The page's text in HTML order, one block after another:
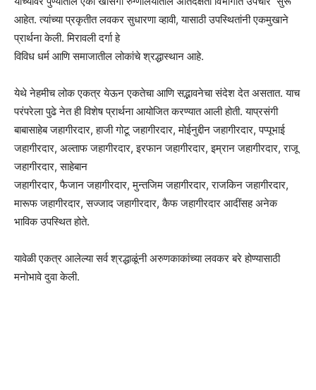
आहेत. त्यांच्या प्रकृतीत लवकर सुधारणा व्हावी, यासाठी उपस्थितांनी एकमुखाने
प्रार्थना केली. मिरावली दर्गा हे
विविध धर्म आणि समाजातील लोकांचे श्रद्धास्थान आहे.
येथे नेहमीच लोक एकत्र येऊन एकतेचा आणि सद्भावनेचा संदेश देत असतात. याच
परंपरेला पुढे नेत ही विशेष प्रार्थना आयोजित करण्यात आली होती. याप्रसंगी
बाबासाहेब जहागीरदार, हाजी गोटू जहागीरदार, मोईनुद्दीन जहागीरदार, पप्पूभाई
जहागीरदार, अल्ताफ जहागीरदार, इरफान जहागीरदार, इम्रान जहागीरदार, राजू
जहागीरदार, साहेबान
जहागीरदार, फैजान जहागीरदार, मुन्तजिम जहागीरदार, राजकिन जहागीरदार,
मारूफ जहागीरदार, सज्जाद जहागीरदार, कैफ जहागीरदार आदींसह अनेक
भाविक उपस्थित होते.
यावेळी एकत्र आलेल्या सर्व श्रद्धाळूंनी अरुणकाकांच्या लवकर बरे होण्यासाठी
मनोभावे दुवा केली.